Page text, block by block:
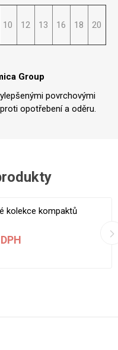
10 12 13 16 18 20
Group
povrchovými
opotřebení a oděru.
kolekce kompaktů